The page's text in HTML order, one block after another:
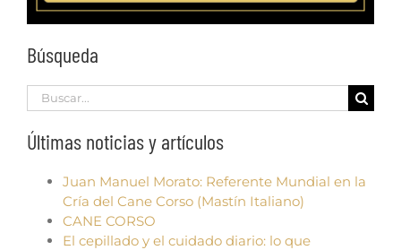
Búsqueda
Search
for:
Últimas noticias y artículos
Juan Manuel Morato: Referente Mundial en la
Cría del Cane Corso (Mastín Italiano)
CANE CORSO
El cepillado y el cuidado diario: lo que